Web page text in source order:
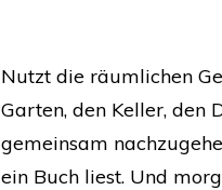
Nutzt die räumlichen
Garten, den Keller, den
gemeinsam
ein Buch liest. Und